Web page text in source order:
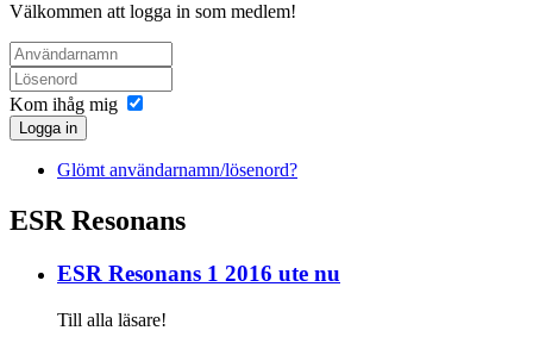
Välkommen att logga in som medlem!
Kom ihåg mig
Logga in
Glömt användarnamn/lösenord?
ESR Resonans
ESR Resonans 1 2016 ute nu
Till alla läsare!